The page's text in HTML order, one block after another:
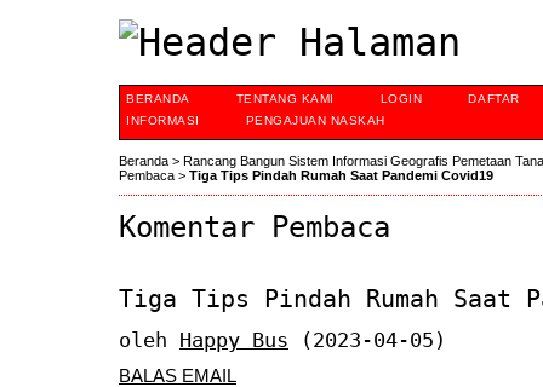
BERANDA TENTANG KAMI LOGIN
DAFTAR
INFORMASI
PENGAJUAN NASKAH
Beranda > Rancang Bangun Sistem Informasi Geografis Pemetaan
Pembaca > Tiga Tips Pindah Rumah Saat Pandemi Covid19
Komentar Pembaca
Tiga Tips Pindah Rumah Saat
oleh Happy Bus (2023-04-05)
BALAS EMAIL